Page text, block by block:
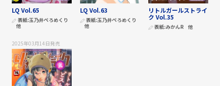
LQ Vol.65
表紙:玉乃井ぺろめくり
他
LQ Vol.63
表紙:玉乃井ぺろめくり
他
リトルガールストライ
ク Vol.35
表紙:みかんR 他
2025年03月14日発売